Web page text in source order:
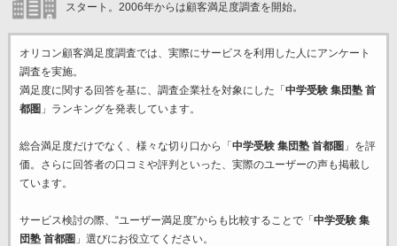
スタート。2006年からは顧客満足度調査を開始。
オリコン顧客満足度調査では、実際にサービスを利用した 人にアンケート
調査を実施。
満足度に関する回答を基に、調査企業社を対象にした「 中学受験 集団塾 首
都圏 」ランキングを発表しています。
総合満足度だけでなく、様々な切り口から「 中学受験 集団塾 首都圏 」を評
価。さらに回答者の口コミや評判といった、実際のユーザーの声も掲載し
ています。
サービス検討の際、“ユーザー満足度”からも比較することで「 中学受験 集
団塾 首都圏 」選びにお役立てください。